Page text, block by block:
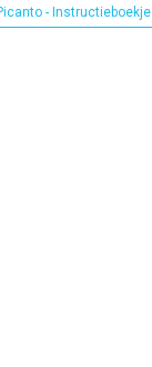
- Instructieboekje